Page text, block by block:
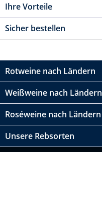
Ihre Vorteile
Sicher bestellen
Rotweine nach Ländern
Weißweine nach Ländern
Roséweine nach Ländern
Unsere Rebsorten